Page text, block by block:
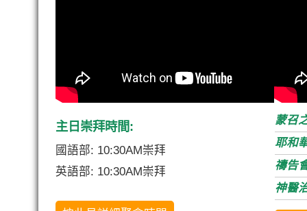
主日崇拜時間:
國語部: 10:30AM崇拜
英語部: 10:30AM崇拜
蒙召
耶和
禱告
神醫